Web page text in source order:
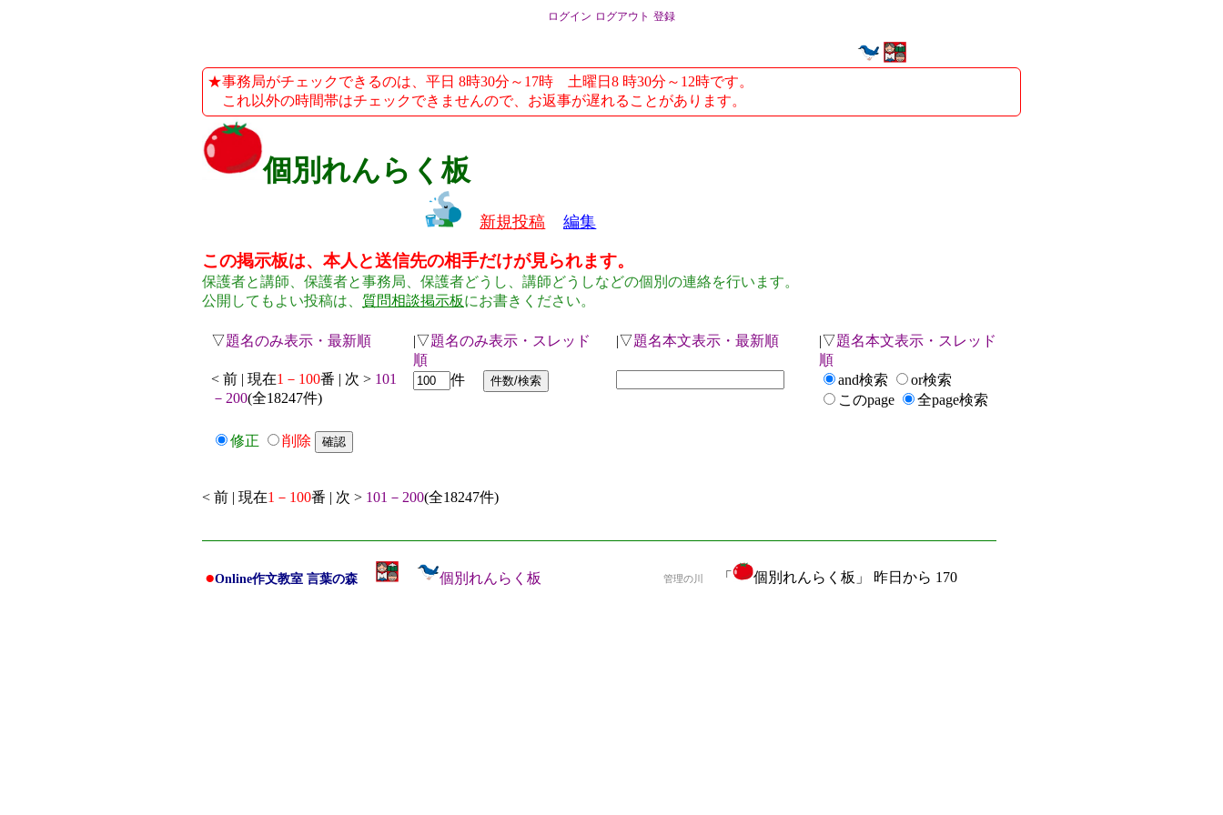
ログイン ログアウト 登録
★事務局がチェックできるのは、平日 8時30分～17時 土曜日8 時30分～12時です。
これ以外の時間帯はチェックできませんので、お返事が遅れることがあります。
個別れんらく板
新規投稿 編集
この掲示板は、本人と送信先の相手だけが見られます。
保護者と講師、保護者と事務局、保護者どうし、講師どうしなどの個別の連絡を行います。
公開してもよい投稿は、 質問相談掲示板にお書きください。
▽題名のみ表示・最新順 |▽題名のみ表示・スレッド
順
|▽題名本文表示・最新順 |▽題名本文表示・スレッド
順
< 前 | 現在1－100番 | 次 > 101
－200(全18247件)
件 and検索
or検索
このpage
全page検索
修正 削除
< 前 | 現在1－100番 | 次 > 101－200(全18247件)
●Online作文教室 言葉の森 個別れんらく板 管理の川 「 個別れんらく板」 昨日から 170